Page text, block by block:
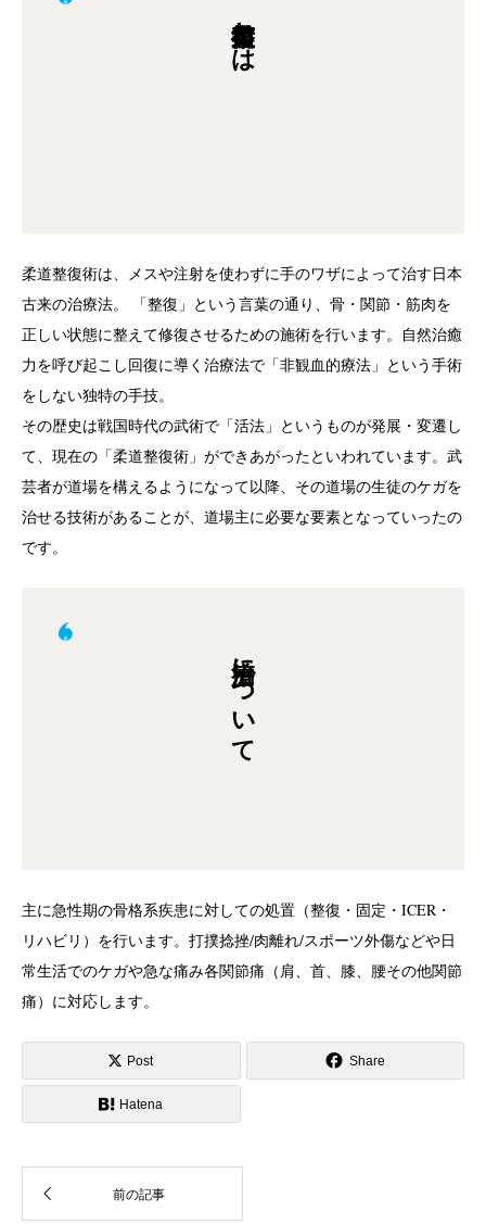
柔道整復術とは
柔道整復術は、メスや注射を使わずに手のワザによって治す日本
古来の治療法。 「整復」という言葉の通り、骨・関節・筋肉を
正しい状態に整えて修復させるための施術を行います。自然治癒
力を呼び起こし回復に導く治療法で「非観血的療法」という手術
をしない独特の手技。
その歴史は戦国時代の武術で「活法」というものが発展・変遷し
て、現在の「柔道整復術」ができあがったといわれています。武
芸者が道場を構えるようになって以降、その道場の生徒のケガを
治せる技術があることが、道場主に必要な要素となっていったの
です。
治療について
主に急性期の骨格系疾患に対しての処置（整復・固定・ICER・
リハビリ）を行います。打撲捻挫/肉離れ/スポーツ外傷などや日
常生活でのケガや急な痛み各関節痛（肩、首、膝、腰その他関節
痛）に対応します。
Post Share
Hatena